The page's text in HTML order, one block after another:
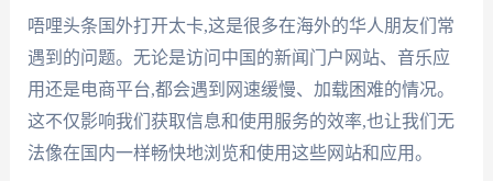
唔哩头条国外打开太卡,这是很多在海外的华人朋友们常
遇到的问题。无论是访问中国的新闻门户网站、音乐应
用还是电商平台,都会遇到网速缓慢、加载困难的情况。
这不仅影响我们获取信息和使用服务的效率,也让我们无
法像在国内一样畅快地浏览和使用这些网站和应用。